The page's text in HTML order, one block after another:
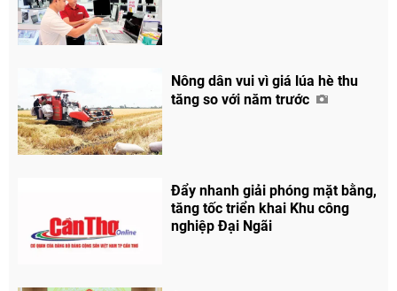
Nông dân vui vì giá lúa hè thu
tăng so với năm trước
Đẩy nhanh giải phóng mặt bằng,
tăng tốc triển khai Khu công
nghiệp Đại Ngãi